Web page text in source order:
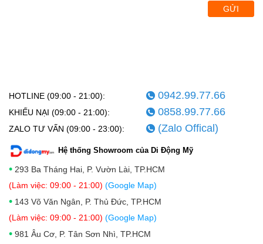
GỬI
HOTLINE (09:00 - 21:00): 0942.99.77.66
KHIẾU NẠI (09:00 - 21:00): 0858.99.77.66
ZALO TƯ VẤN (09:00 - 23:00): (Zalo Offical)
Hệ thống Showroom của Di Động Mỹ
• 293 Ba Tháng Hai, P. Vườn Lài, TP.HCM
(Làm việc: 09:00 - 21:00) (Google Map)
• 143 Võ Văn Ngân, P. Thủ Đức, TP.HCM
(Làm việc: 09:00 - 21:00) (Google Map)
• 981 Âu Cơ, P. Tân Sơn Nhì, TP.HCM